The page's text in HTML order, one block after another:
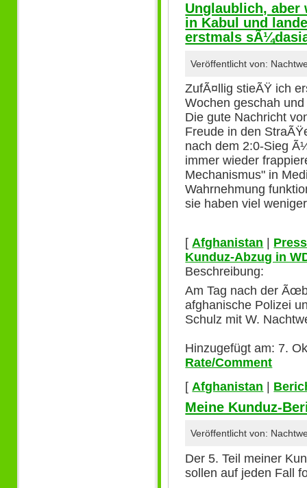
Unglaublich, aber
in Kabul und
erstmals
Veröffentlicht von:
ZufÃ¤llig stieÃŸ ich
Wochen geschah
Die gute Nachricht
Freude in den
nach dem 2:0-Sieg
immer wieder
Mechanismus" in
Wahrnehmung
sie haben viel
[ Afghanistan |
Kunduz-Abzug in
Beschreibung:
Am Tag nach der
afghanische Polizei
Schulz mit W.
Hinzugefügt am: 7.
Rate/Comment
[Afghanistan
Meine Kunduz-
Veröffentlicht von:
Der 5. Teil meiner
sollen auf jeden Fall